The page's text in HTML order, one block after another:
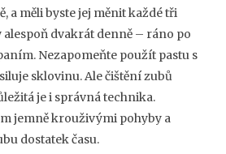
a měli byste jej měnit každé tři
alespoň dvakrát denně – ráno po
Nezapomeňte použít pastu s
sklovinu. Ale čištění zubů
je i správná technika.
jemně krouživými pohyby a
dostatek času.